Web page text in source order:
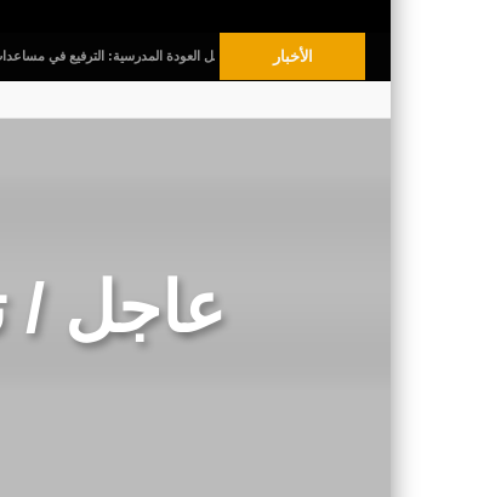
الأخبارقبل العودة المدرسية: الترفيع في مساعدات أبناء
عاجل /